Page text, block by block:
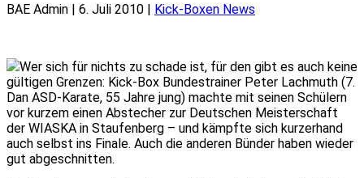
BAE Admin | 6. Juli 2010 | Kick-Boxen News
Wer sich für nichts zu schade ist, für den gibt es auch keine
gültigen Grenzen: Kick-Box Bundestrainer Peter Lachmuth (7.
Dan ASD-Karate, 55 Jahre jung) machte mit seinen Schülern
vor kurzem einen Abstecher zur Deutschen Meisterschaft
der WIASKA in Staufenberg – und kämpfte sich kurzerhand
auch selbst ins Finale. Auch die anderen Bünder haben wieder
gut abgeschnitten.